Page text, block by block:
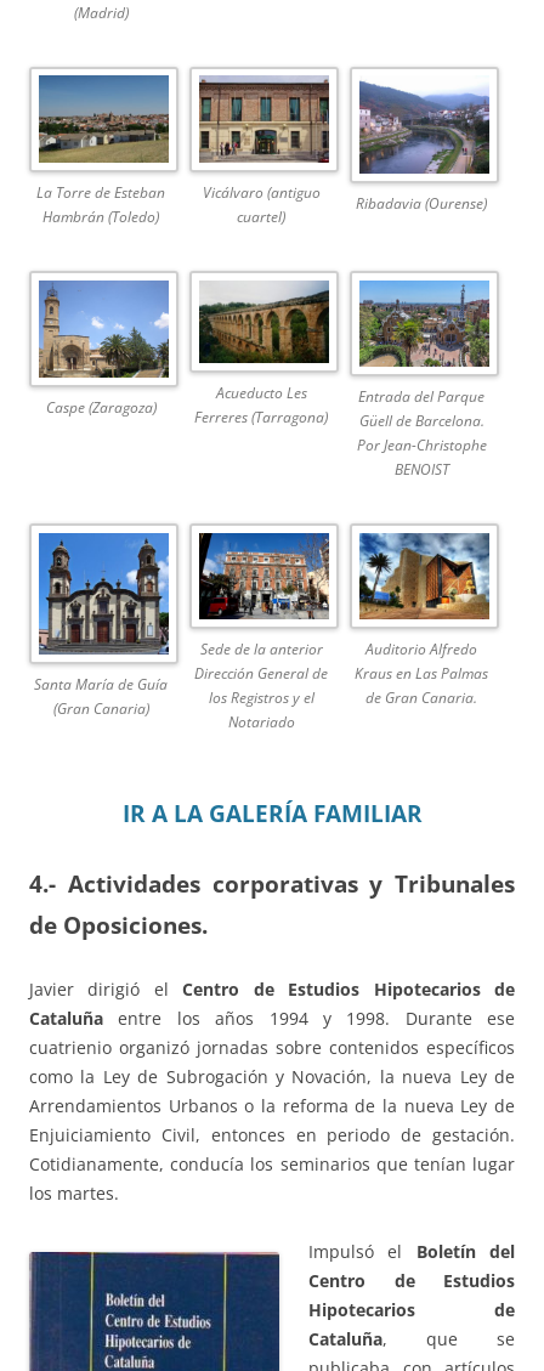
(Madrid)
La Torre de Esteban
Hambrán (Toledo)
Vicálvaro (antiguo
cuartel)
Ribadavia (Ourense)
Caspe (Zaragoza)
Acueducto Les
Ferreres (Tarragona)
Entrada del Parque
Güell de Barcelona.
Por Jean-Christophe
BENOIST
Santa María de Guía
(Gran Canaria)
Sede de la anterior
Dirección General de
los Registros y el
Notariado
Auditorio Alfredo
Kraus en Las Palmas
de Gran Canaria.
IR A LA GALERÍA FAMILIAR
4.- Actividades corporativas y Tribunales
de Oposiciones.
Javier dirigió elCentro de Estudios Hipotecarios de
Cataluña entre los años 1994 y 1998. Durante ese
cuatrienio organizó jornadas sobre contenidos específicos
como la Ley de Subrogación y Novación, la nueva Ley de
Arrendamientos Urbanos o la reforma de la nueva Ley de
Enjuiciamiento Civil, entonces en periodo de gestación.
Cotidianamente, conducía los seminarios que tenían lugar
los martes.
Impulsó el Boletín del
Centro de Estudios
Hipotecarios de
Cataluña, que se